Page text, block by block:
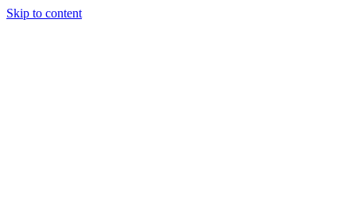
Skip to content